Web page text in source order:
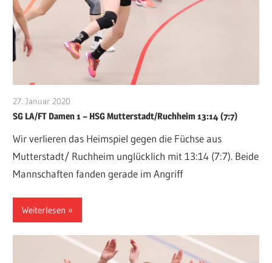
27. Januar 2020
SG LA/FT Damen 1 – HSG Mutterstadt/Ruchheim 13:14 (7:7)
Wir verlieren das Heimspiel gegen die Füchse aus
Mutterstadt/ Ruchheim unglücklich mit 13:14 (7:7). Beide
Mannschaften fanden gerade im Angriff
Weiterlesen